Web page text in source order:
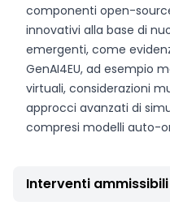
componenti open-
innovativi alla base di
emergenti, come
GenAI4EU, ad esempio
virtuali, considerazioni
approcci avanzati di
compresi modelli auto-
Interventi ammissibili